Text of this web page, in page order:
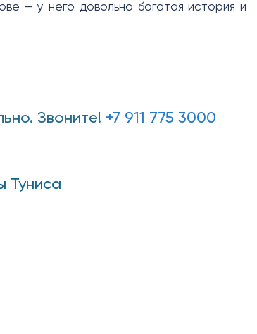
— у него довольно богатая история и
Звоните! +7 911 775 3000
Туниса